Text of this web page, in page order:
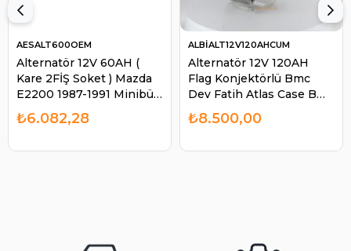
Alternatör 12V 60AH (
Kare 2FİŞ Soket ) Mazda
E2200 1987-1991 Minibüs
Ym Kia Besta Mazda
E2200 ALT600 | AES
AESALT600OEM
₺6.082,28
Alternatör 12V 120AH
Flag Konjektörlü Bmc
Dev Fatih Atlas Case Bmc
Profesyonel ALT340 |
ALBİ ALT12V120AHCUM
ALBİALT12V120AHCUM
₺8.500,00